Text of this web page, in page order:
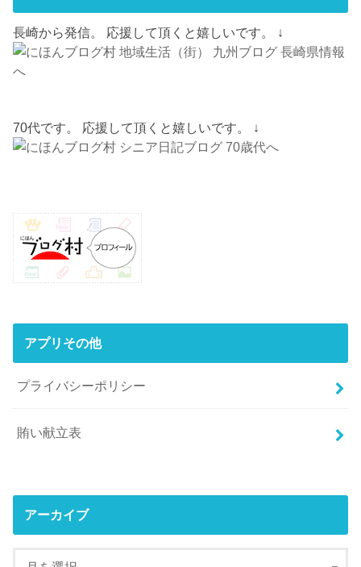
長崎から発信。 応援して頂くと嬉しいです。 ↓
70代です。 応援して頂くと嬉しいです。 ↓
アプリその他
プライバシーポリシー
賄い献立表
アーカイブ